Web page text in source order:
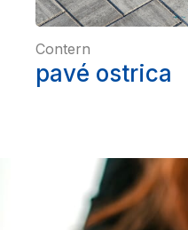
Contern
pavé ostrica